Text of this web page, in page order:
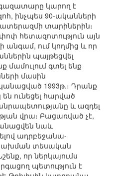
կարող է
ինչպես 90-ականների
տարիներին։
հետազոտություն այն
անգամ, ում կողմից և որ
պայթեցվել
գտել ենք
մասին
1993թ.։ Դրանք
ունեցել հարված
և ազդել
վրա։ Բացառված չէ,
նաև
ադրբեջանա-
տեսական
որ ներկայումս
պետություն է